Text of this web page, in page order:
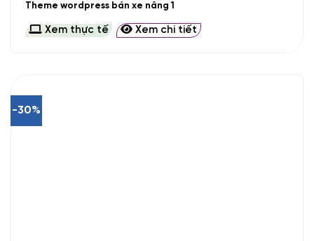
Theme wordpress bán xe nâng 1
Xem thực tế Xem chi tiết
-30%